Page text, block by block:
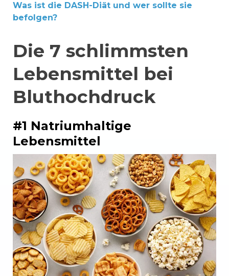
Was ist die DASH-Diät und wer sollte sie
befolgen?
Die 7 schlimmsten
Lebensmittel bei
Bluthochdruck
#1 Natriumhaltige
Lebensmittel